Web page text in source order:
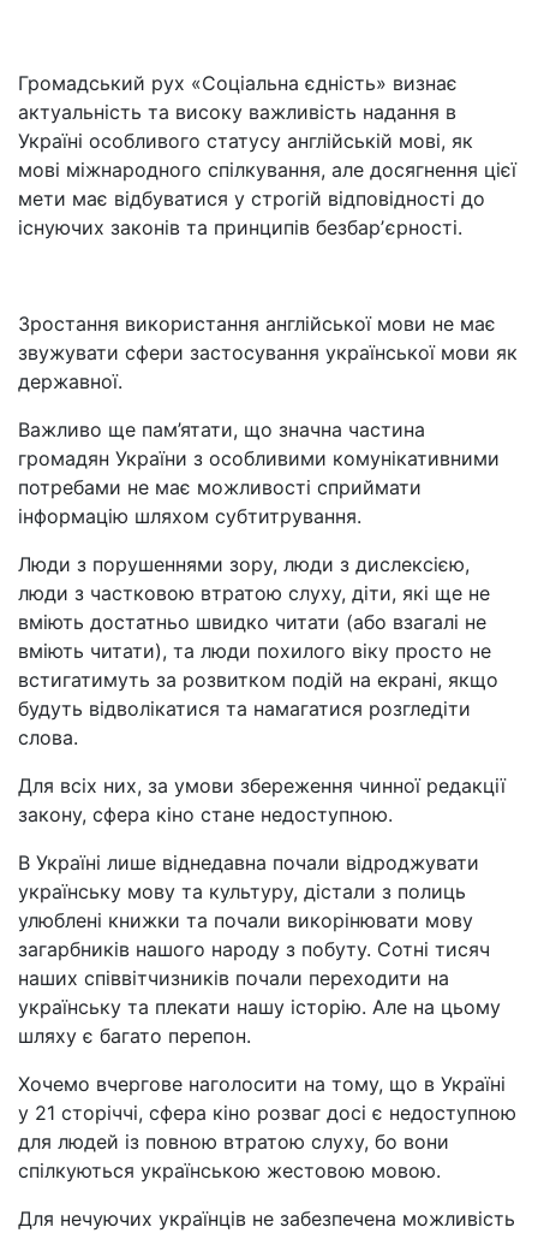
Громадський рух «Соціальна єдність» визнає
актуальність та високу важливість надання в
Україні особливого статусу англійській мові, як
мові міжнародного спілкування, але досягнення цієї
мети має відбуватися у строгій відповідності до
існуючих законів та принципів безбарʼєрності.
Зростання використання англійської мови не має
звужувати сфери застосування української мови як
державної.
Важливо ще пам’ятати, що значна частина
громадян України з особливими комунікативними
потребами не має можливості сприймати
інформацію шляхом субтитрування.
Люди з порушеннями зору, люди з дислексією,
люди з частковою втратою слуху, діти, які ще не
вміють достатньо швидко читати (або взагалі не
вміють читати), та люди похилого віку просто не
встигатимуть за розвитком подій на екрані, якщо
будуть відволікатися та намагатися розгледіти
слова.
Для всіх них, за умови збереження чинної редакції
закону, сфера кіно стане недоступною.
В Україні лише віднедавна почали відроджувати
українську мову та культуру, дістали з полиць
улюблені книжки та почали викорінювати мову
загарбників нашого народу з побуту. Сотні тисяч
наших співвітчизників почали переходити на
українську та плекати нашу історію. Але на цьому
шляху є багато перепон.
Хочемо вчергове наголосити на тому, що в Україні
у 21 сторіччі, сфера кіно розваг досі є недоступною
для людей із повною втратою слуху, бо вони
спілкуються українською жестовою мовою.
Для нечуючих українців не забезпечена можливість